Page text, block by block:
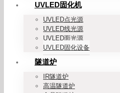
UVLED固化机
UVLED点光源
UVLED线光源
UVLED面光源
UVLED固化设备
隧道炉
IR隧道炉
高温隧道炉